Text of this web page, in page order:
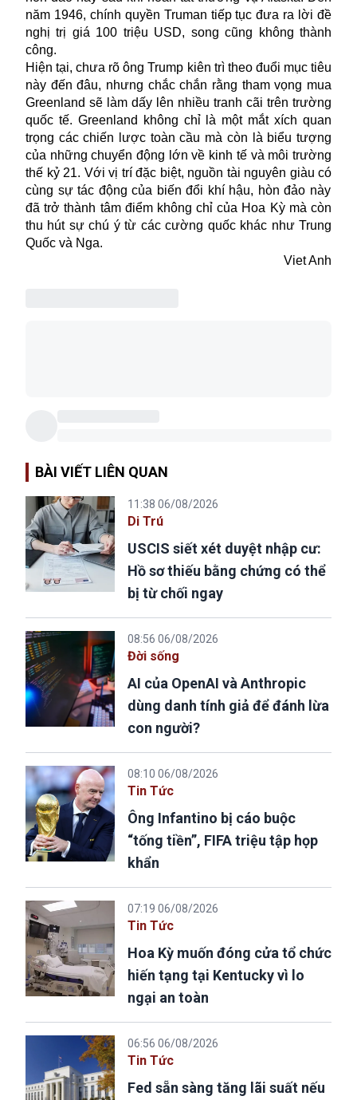
năm 1946, chính quyền Truman tiếp tục đưa ra lời đề
nghị trị giá 100 triệu USD, song cũng không thành
công.
Hiện tại, chưa rõ ông Trump kiên trì theo đuổi mục tiêu
này đến đâu, nhưng chắc chắn rằng tham vọng mua
Greenland sẽ làm dấy lên nhiều tranh cãi trên trường
quốc tế. Greenland không chỉ là một mắt xích quan
trọng các chiến lược toàn cầu mà còn là biểu tượng
của những chuyển động lớn về kinh tế và môi trường
thế kỷ 21. Với vị trí đặc biệt, nguồn tài nguyên giàu có
cùng sự tác động của biến đổi khí hậu, hòn đảo này
đã trở thành tâm điểm không chỉ của Hoa Kỳ mà còn
thu hút sự chú ý từ các cường quốc khác như Trung
Quốc và Nga.
Viet Anh
BÀI VIẾT LIÊN QUAN
11:38 06/08/2026
Di Trú
USCIS siết xét duyệt nhập cư:
Hồ sơ thiếu bằng chứng có thể
bị từ chối ngay
08:56 06/08/2026
Đời sống
AI của OpenAI và Anthropic
dùng danh tính giả để đánh lừa
con người?
08:10 06/08/2026
Tin Tức
Ông Infantino bị cáo buộc
“tống tiền”, FIFA triệu tập họp
khẩn
07:19 06/08/2026
Tin Tức
Hoa Kỳ muốn đóng cửa tổ chức
hiến tạng tại Kentucky vì lo
ngại an toàn
06:56 06/08/2026
Tin Tức
Fed sẵn sàng tăng lãi suất nếu